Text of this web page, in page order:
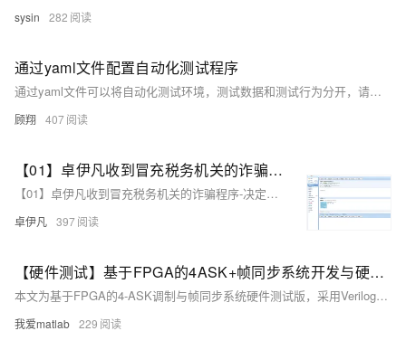
sysin 282
通过yaml文件配置自动化测试程序
通过yaml文件可以将自动化测试环境，测试数据和测试行为分开，请看一下案例
顾翔 407
【01】卓伊凡收到冒充税务机关的诈骗程序-决定在沙盒Sandbox环境中运行测试下-广大企业同胞们注意防诈骗
【01】卓伊凡收到冒充税务机关的诈骗程序-决定在沙盒Sandbox环境中运行测试下-广大企业同胞们注意防诈骗
卓伊凡 397
【硬件测试】基于FPGA的4ASK+帧同步系统开发与硬件片内测试,包含高斯信道,误码统计,可设置SNR
本文为基于FPGA的4-ASK调制与帧同步系统硬件测试版，采用Verilog实现，包含ILA在线采集与VIO SNR设置模块，支持高斯信道误码统计，适用于通信系统教学与实践。
我爱matlab 229